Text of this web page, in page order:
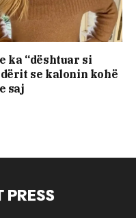
ka “dështuar si
se kalonin kohë
saj